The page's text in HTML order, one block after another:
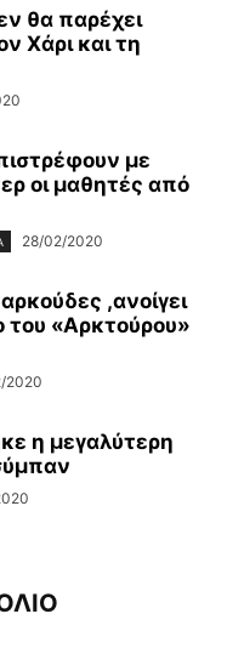
θα παρέχει
Χάρι και τη
με
οι μαθητές από
28/02/2020
,ανοίγει
του «Αρκτούρου»
2020
η μεγαλύτερη